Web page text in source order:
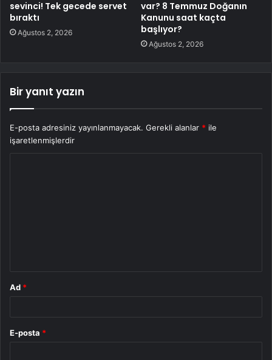
sevinci! Tek gecede servet
bıraktı
Ağustos 2, 2026
var? 8 Temmuz Doğanın
Kanunu saat kaçta
başlıyor?
Ağustos 2, 2026
Bir yanıt yazın
E-posta adresiniz yayınlanmayacak. Gerekli alanlar * ile
işaretlenmişlerdir
Ad *
E-posta *